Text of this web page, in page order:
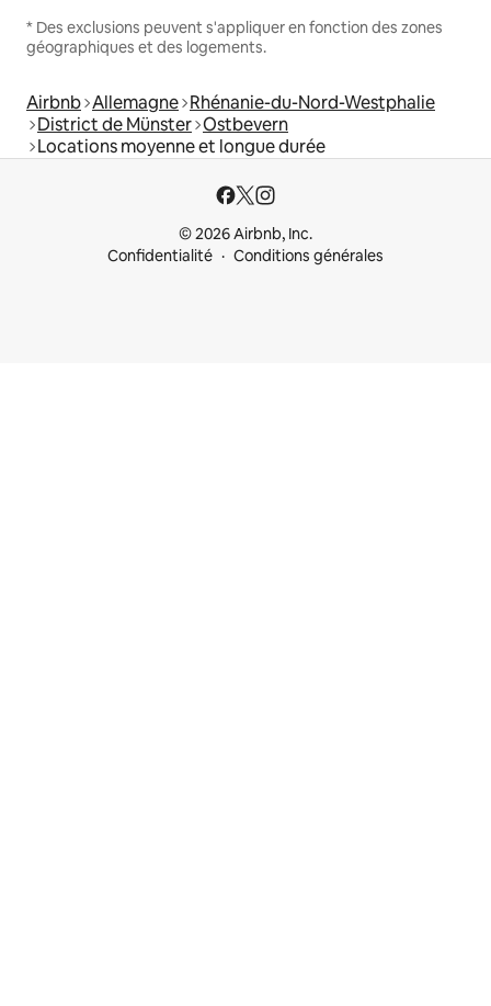
* Des exclusions peuvent s'appliquer en fonction des zones
géographiques et des logements.
Airbnb Allemagne Rhénanie-du-Nord-Westphalie
District de Münster Ostbevern
Locations moyenne et longue durée
© 2026 Airbnb, Inc.
Confidentialité
Conditions générales